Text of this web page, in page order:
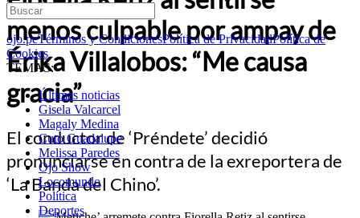
ojo.peTérminos y CondicionesPolítica de PrivacidadPolítica de
Cookies
TEMAS:
Últimas noticias
Gisela Valcarcel
Magaly Medina
Cuto Guadalupe
Melissa Paredes
Ojo Show
Locomundo
Política
Deportes
menos culpable por ampay de
Érika Villalobos: “Me causa
gracia”
El conductor de ‘Préndete’ decidió
pronunciarse en contra de la exreportera de
‘La Banda del Chino’.